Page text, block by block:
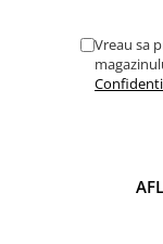
Vreau sa